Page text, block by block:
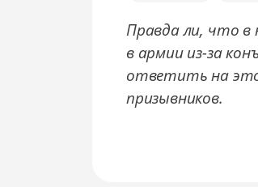
Правда ли, что в
в армии из-за
ответить на
призывников.